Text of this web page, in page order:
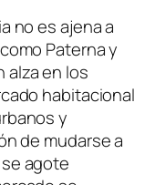
no es ajena a
Paterna y
alza en los
habitacional
y
de mudarse a
agote